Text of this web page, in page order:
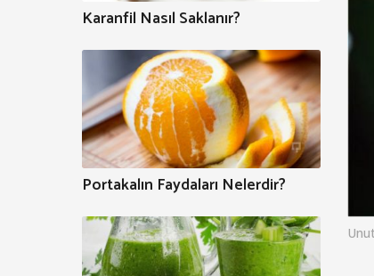
Karanfil Nasıl Saklanır?
Portakalın Faydaları Nelerdir?